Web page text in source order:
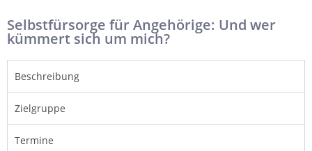
Selbstfürsorge für Angehörige: Und wer
kümmert sich um mich?
Beschreibung
Zielgruppe
Termine